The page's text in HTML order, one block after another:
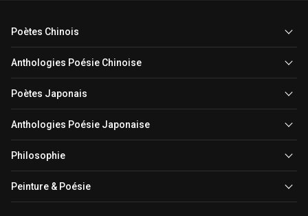
Poètes Chinois
Anthologies Poésie Chinoise
Poètes Japonais
Anthologies Poésie Japonaise
Philosophie
Peinture & Poésie